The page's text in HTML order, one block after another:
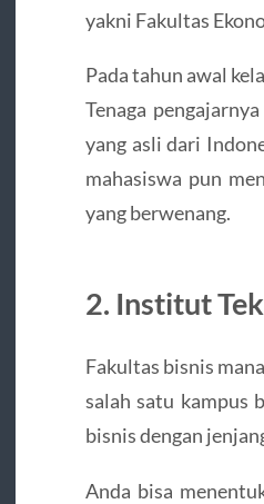
yakni Fakultas
Pada tahun awal
Tenaga
yang asli dari
mahasiswa pun
yang berwenang.
2. Institut
Fakultas bisnis
salah satu kampus
bisnis dengan
Anda bisa